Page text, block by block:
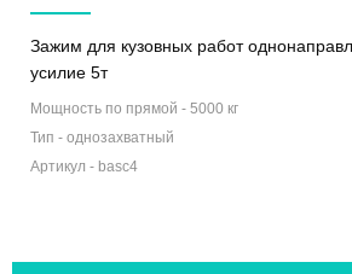
Зажим для кузовных работ
усилие 5т
Мощность по прямой - 5000 кг
Тип - однозахватный
Артикул - basc4